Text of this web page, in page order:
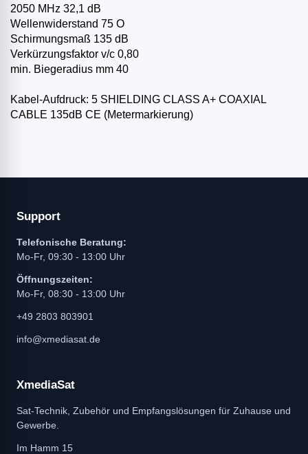
2050 MHz 32,1 dB
Wellenwiderstand 75 O
Schirmungsmaß 135 dB
Verkürzungsfaktor v/c 0,80
min. Biegeradius mm 40
Kabel-Aufdruck: 5 SHIELDING CLASS A+ COAXIAL
CABLE 135dB CE (Metermarkierung)
Support
Telefonische Beratung:
Mo-Fr, 09:30 - 13:00 Uhr
Öffnungszeiten:
Mo-Fr, 08:30 - 13:00 Uhr
+49 2803 803901
info@xmediasat.de
XmediaSat
Sat-Technik, Zubehör und Empfangslösungen für Zuhause und
Gewerbe.
Im Hamm 15